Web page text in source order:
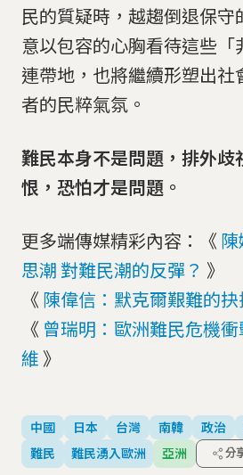
民的質疑時，越趨倒退保守
意以包容的心胸看待這些「
連帶地，也將繼續形塑出社
者的民粹氣氛。
難民本身不是問題，排外歧
恨，恐怕才是問題。
更多端傳媒精彩內容：《
思潮 對難民潮的反彈？ 》
《 陳偉信：默克爾艱難的抉
《 曾瑞明：歐洲難民危機
維 》
中國 日本 台灣 南韓 政治
難民
難民湧入歐洲 亞洲 分